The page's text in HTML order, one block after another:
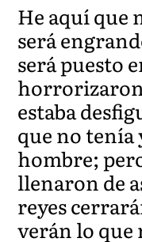
He aquí que
será
será puesto
estaba
que no tenía
hombre;
llenaron de
reyes
verán lo que